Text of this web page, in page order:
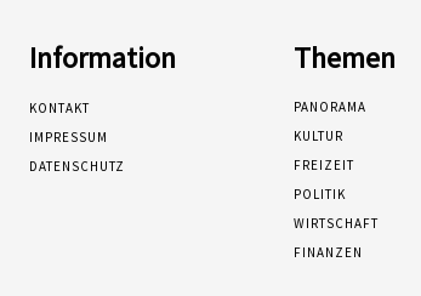
Information
KONTAKT
IMPRESSUM
DATENSCHUTZ
Themen
PANORAMA
KULTUR
FREIZEIT
POLITIK
WIRTSCHAFT
FINANZEN